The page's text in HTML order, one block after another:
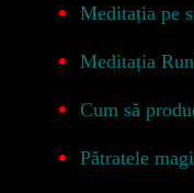
Meditația pe
Meditația
Cum să
Pătratele